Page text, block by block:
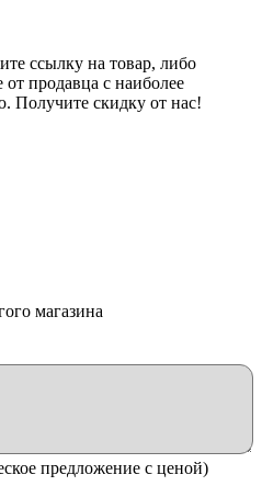
ссылку на товар, либо
продавца с наиболее
Получите скидку от нас!
магазина
предложение с ценой)